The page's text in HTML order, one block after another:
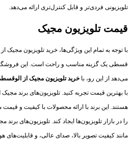
تلویزیونی فردی‌تر و قابل کنترل‌تری ارائه می‌دهد.
قیمت تلویزیون مجیک
با توجه به تمام این ویژگی‌ها، خرید تلویزیون مجیک
قسطی یک گزینه مناسب و راحت است. این فروشگاه
می‌دهد از این رو، با خرید تلویزیون مجیک از
با بهترین قیمت تجربه کنید. تلویزیون‌های برند
هستند. این برند با ارائه محصولات با کیفیت و
را در بازار تلویزیون‌ها ایجاد کند. تلویزیون‌های
مانند کیفیت تصویر بالا، صدای عالی، و قابلیت‌های